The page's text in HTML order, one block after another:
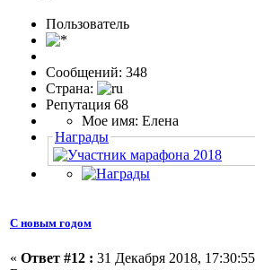
Пользовaтeль
Сообщений: 348
Страна:
Репутация 68
Мое имя: Елена
Награды
С новым годом
« Ответ #12 : 31 Декабря 2018,